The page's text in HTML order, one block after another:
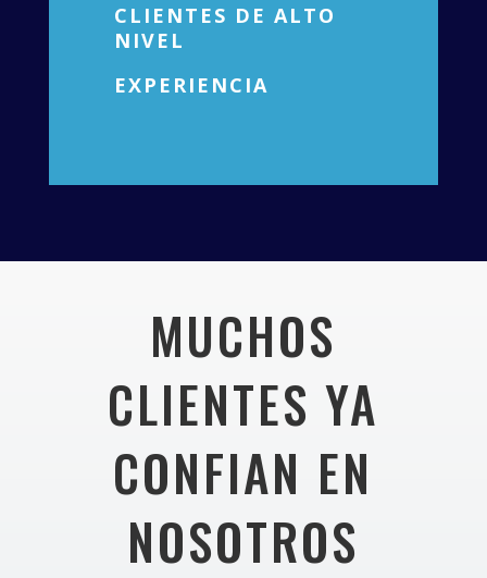
CLIENTES DE ALTO
NIVEL
EXPERIENCIA
MUCHOS
CLIENTES YA
CONFIAN EN
NOSOTROS